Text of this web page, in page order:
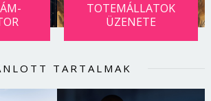
TOTEMÁLLATOK
ÜZENETE
TARTALMAK